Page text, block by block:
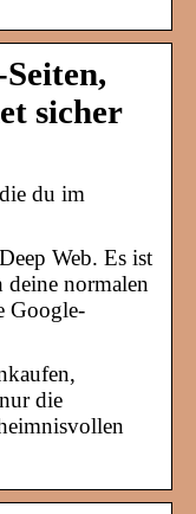
sicher
du im
Web. Es ist
deine normalen
Google-
die